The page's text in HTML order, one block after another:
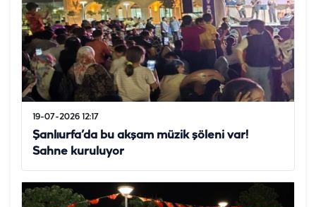
19-07-2026 12:17
Şanlıurfa’da bu akşam müzik şöleni var!
Sahne kuruluyor